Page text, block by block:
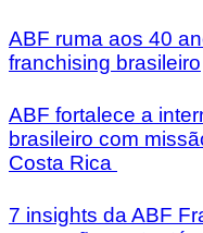
ABF ruma aos 40
franchising brasileiro
ABF fortalece a
brasileiro com
Costa Rica
7 insights da ABF